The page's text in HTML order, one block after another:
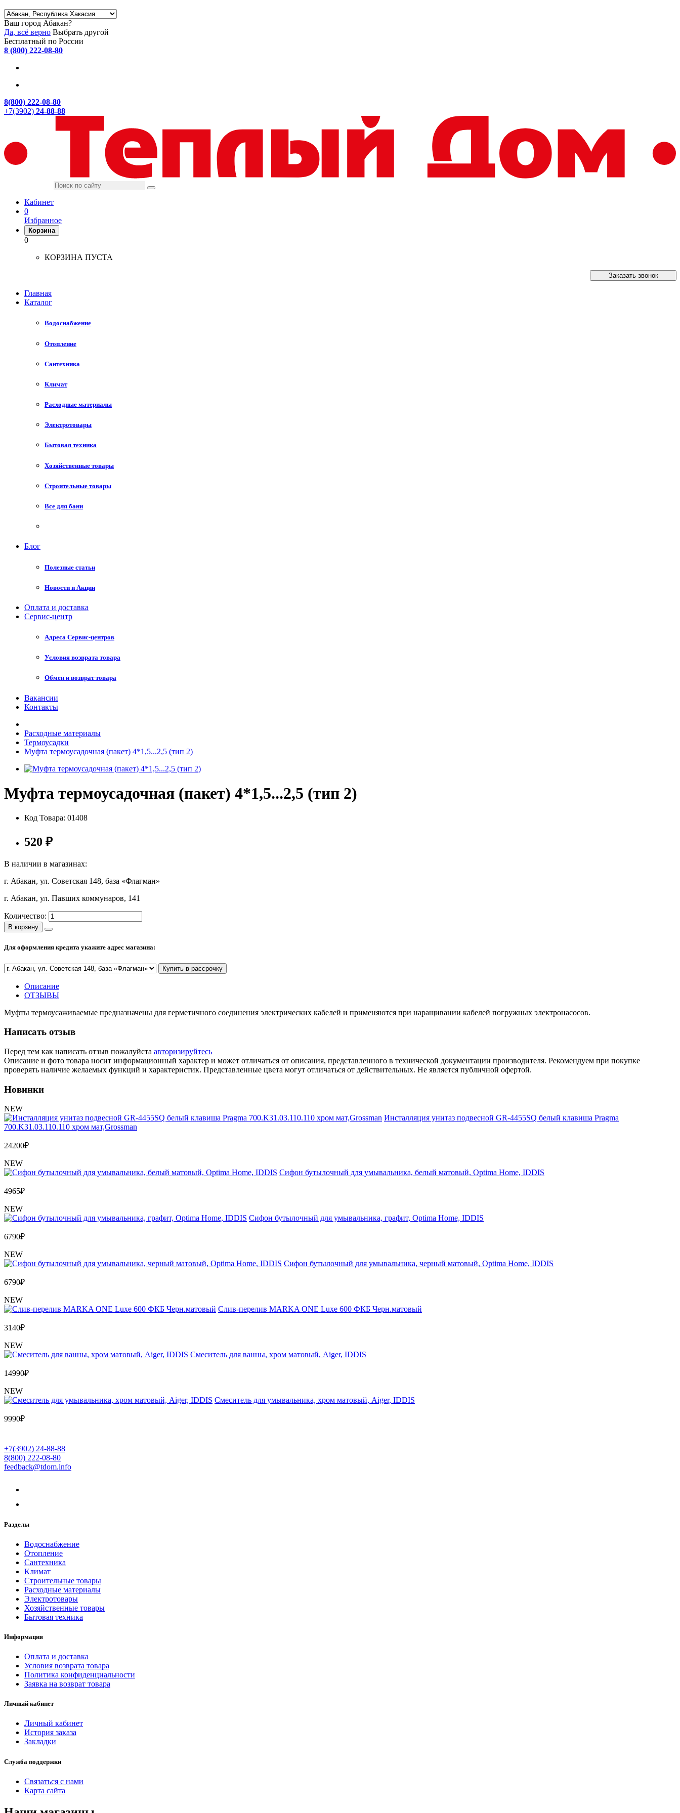
Ваш город Абакан?
Да, всё верно Выбрать другой
Бесплатный по России
8 (800) 222-08-80
8(800) 222-08-80
+7(3902) 24-88-88
Кабинет
0
Избранное
Корзина
0
КОРЗИНА ПУСТА
Заказать звонок
Главная
Каталог
Водоснабжение
Отопление
Сантехника
Климат
Расходные материалы
Электротовары
Бытовая техника
Хозяйственные товары
Строительные товары
Все для бани
Блог
Полезные статьи
Новости и Акции
Оплата и доставка
Сервис-центр
Адреса Сервис-центров
Условия возврата товара
Обмен и возврат товара
Вакансии
Контакты
Расходные материалы
Термоусадки
Муфта термоусадочная (пакет) 4*1,5...2,5 (тип 2)
Муфта термоусадочная (пакет) 4*1,5...2,5 (тип 2)
Код Товара: 01408
520 ₽
В наличии в магазинах:
г. Абакан, ул. Советская 148, база «Флагман»
г. Абакан, ул. Павших коммунаров, 141
Количество:
В корзину
Для оформления кредита укажите адрес магазина:
Купить в рассрочку
Описание
ОТЗЫВЫ
Муфты термоусаживаемые предназначены для герметичного соединения электрических кабелей и применяются при наращивании кабелей погружных электронасосов.
Написать отзыв
Перед тем как написать отзыв пожалуйста авторизируйтесь
Описание и фото товара носит информационный характер и может отличаться от описания, представленного в технической документации производителя. Рекомендуем при покупке
проверять наличие желаемых функций и характеристик. Представленные цвета могут отличаться от действительных. Не является публичной офертой.
Новинки
NEW
Инсталляция унитаз подвесной GR-4455SQ белый клавиша Pragma
700.K31.03.110.110 хром мат,Grossman
24200₽
NEW
Сифон бутылочный для умывальника, белый матовый, Optima Home, IDDIS
4965₽
NEW
Сифон бутылочный для умывальника, графит, Optima Home, IDDIS
6790₽
NEW
Сифон бутылочный для умывальника, черный матовый, Optima Home, IDDIS
6790₽
NEW
Слив-перелив MARKA ONE Luxe 600 ФКБ Черн.матовый
3140₽
NEW
Cмеситель для ванны, хром матовый, Aiger, IDDIS
14990₽
NEW
Cмеситель для умывальника, хром матовый, Aiger, IDDIS
9990₽
+7(3902) 24-88-88
8(800) 222-08-80
feedback@tdom.info
Разделы
Водоснабжение
Отопление
Сантехника
Климат
Строительные товары
Расходные материалы
Электротовары
Хозяйственные товары
Бытовая техника
Информация
Оплата и доставка
Условия возврата товара
Политика конфиденциальности
Заявка на возврат товара
Личный кабинет
Личный кабинет
История заказа
Закладки
Служба поддержки
Связаться с нами
Карта сайта